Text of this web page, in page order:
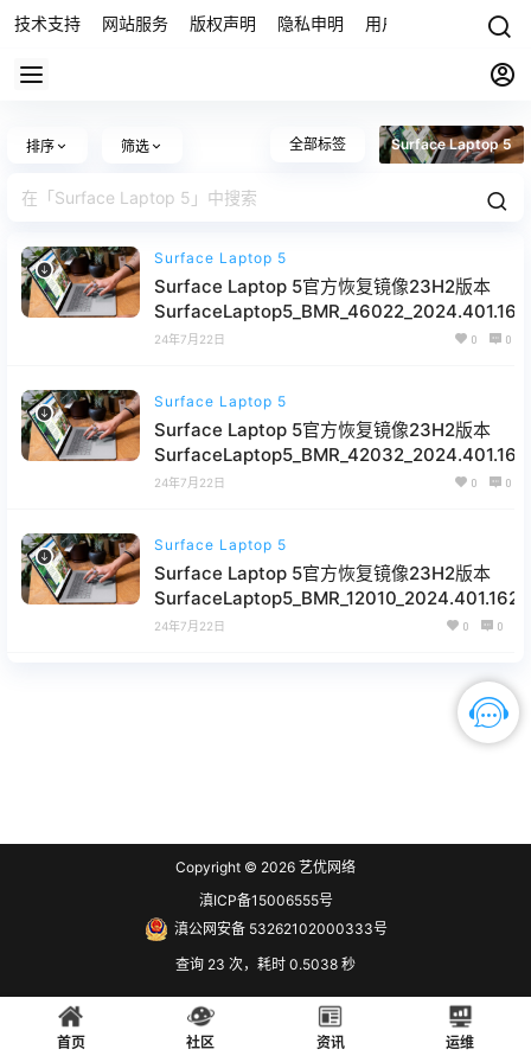
技术支持 网站服务 版权声明 隐私申明 用户协议 联系我们
排序 筛选 全部标签 Surface Laptop 5
Surface Laptop 5
Surface Laptop 5官方恢复镜像23H2版本
网盘下载
24年7月22日 0 0
Surface Laptop 5
Surface Laptop 5官方恢复镜像23H2版本
网盘下载
24年7月22日 0 0
Surface Laptop 5
Surface Laptop 5官方恢复镜像23H2版本
网盘下载
24年7月22日 0 0
Copyright © 2026 艺优网络
滇ICP备15006555号
滇公网安备 53262102000333号
查询 23 次，耗时 0.5038 秒
首页 社区 资讯 运维